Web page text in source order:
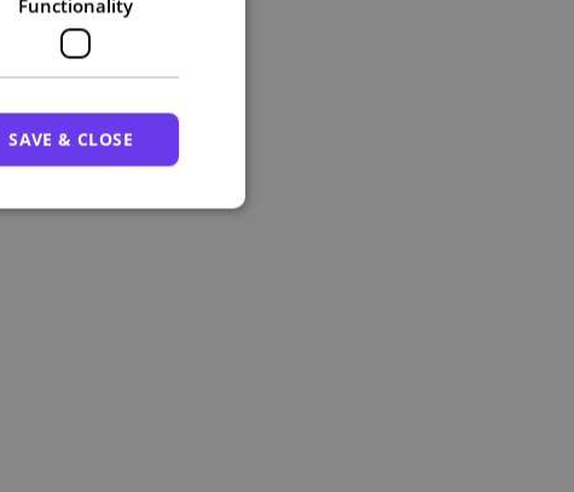
Functionality
SAVE & CLOSE